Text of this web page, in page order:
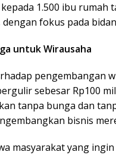
1.500 ibu rumah
fokus pada
untuk Wirausaha
pengembangan
sebesar Rp100
tanpa bunga dan
bisnis
masyarakat yang